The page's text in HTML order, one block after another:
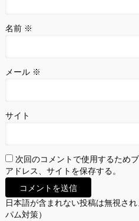
名前 ※
メール ※
サイト
次回のコメントで使用するため
アドレス、サイトを保存する。
日本語が含まれない投稿は無視さ
パム対策）